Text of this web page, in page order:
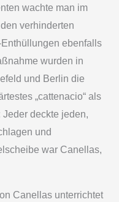
wachte man im
verhinderten
ebenfalls
wurden in
und Berlin die
„cattenacio“ als
deckte jeden,
und
war Canellas,
Canellas unterrichtet